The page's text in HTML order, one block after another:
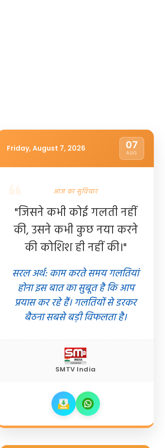
ब्रिटेन की राजनीति में बढ़ेगा मुसलमानों
पर मुस्लिम वोटर्स तय करेंगे जीत-हार
विदेश 05 Aug 2026
✍️ Om Giri
Friday, August 7, 2026 07
AUG
आज का सुविचार
"जिसने कभी कोई गलती नहीं
की, उसने कभी कुछ नया करने
की कोशिश ही नहीं की।"
सरल अर्थ: काम करते समय गलतियां
होना इस बात का सुबूत है कि आप
प्रयास कर रहे हैं। गलतियों से डरकर
बैठना सबसे बड़ी विफलता है।
SMTV India